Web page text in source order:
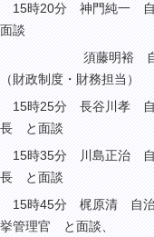
15時20分 神門純一 自
面談
須藤明裕 自治財
（財政制度・財務担当）
15時25分 長谷川孝 自
長 と面談
15時35分 川島正治 自
長 と面談
15時45分 梶原清 自治
挙管理官 と面談、